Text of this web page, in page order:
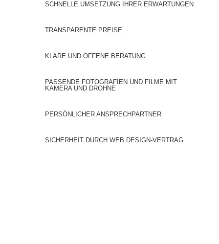
SCHNELLE UMSETZUNG IHRER ERWARTUNGEN
TRANSPARENTE PREISE
KLARE UND OFFENE BERATUNG
PASSENDE FOTOGRAFIEN UND FILME MIT
KAMERA UND DROHNE
PERSÖNLICHER ANSPRECHPARTNER
SICHERHEIT DURCH WEB DESIGN-VERTRAG